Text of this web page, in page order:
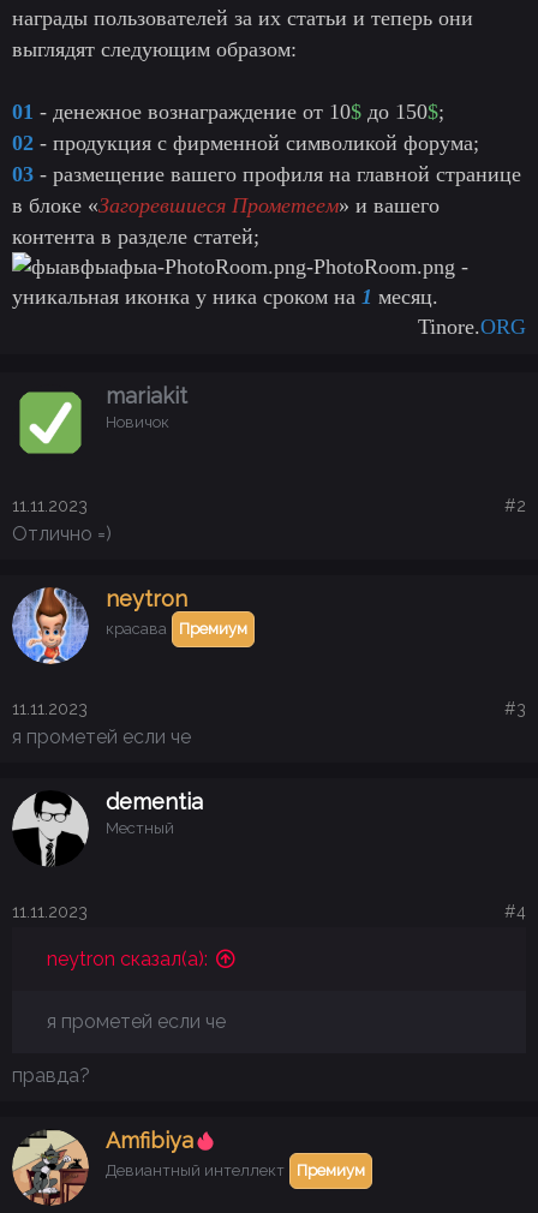
награды пользователей за их статьи и теперь они
выглядят следующим образом:
01 - денежное вознаграждение от 10$ до 150$;
02 - продукция с фирменной символикой форума;
03 - размещение вашего профиля на главной странице
в блоке «Загоревшиеся Прометеем» и вашего
контента в разделе статей;
-
уникальная иконка у ника сроком на 1 месяц.
Tinore.ORG
mariakit
Новичок
11.11.2023 #2
Отлично =)
neytron
красава Премиум
11.11.2023 #3
я прометей если че
dementia
Местный
11.11.2023 #4
neytron сказал(а):
я прометей если че
правда?
Аmfibiya
Девиантный интеллект Премиум